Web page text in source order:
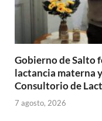
Gobierno de Salto
lactancia materna
Consultorio de
7 agosto, 2026